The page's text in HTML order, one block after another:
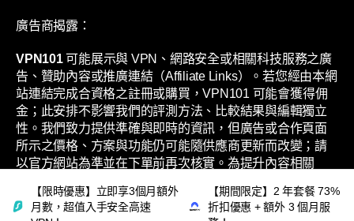
廣告商揭露：
VPN101可能展示與 VPN、網路安全或相關科技服務之廣
告、贊助內容或推廣連結（Affiliate Links）。若您經由本網
站連結完成合資格之註冊或購買，VPN101 可能會獲得佣
金；此安排不影響我們的評測方法、比較結果與編輯獨立
性。我們致力提供準確與即時的資訊，但廣告或合作頁面
所示之價格、方案與功能仍可能隨供應商更新而改變；請
以官方網站為準並在下單前再次核實。為提升內容相關
處理方式，請參閱本網站之《私隱政策》。
【限時優惠】立即享3個月額外
月數，超值入手安全高速
【期間限定】2 年套餐 73%
折扣優惠 + 額外 3 個月服